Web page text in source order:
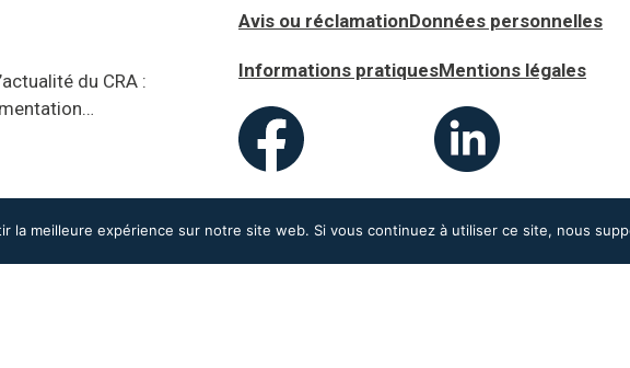
du CRA :
Avis ou réclamationDonnées personnelles
Informations pratiquesMentions légales
la meilleure expérience sur notre site web. Si vous continuez à utiliser ce site, nous